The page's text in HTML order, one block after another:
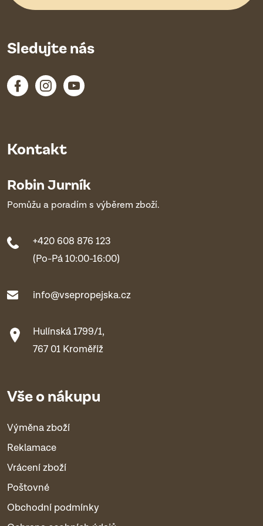
Kontakt
Robin Jurník
Pomůžu a poradím s výběrem zboží.
+420 608 876 123
(Po-Pá 10:00-16:00)
info@vsepropejska.cz
Hulínská 1799/1,
767 01 Kroměříž
Vše o nákupu
Výměna zboží
Reklamace
Vrácení zboží
Poštovné
Obchodní podmínky
Sledujte nás